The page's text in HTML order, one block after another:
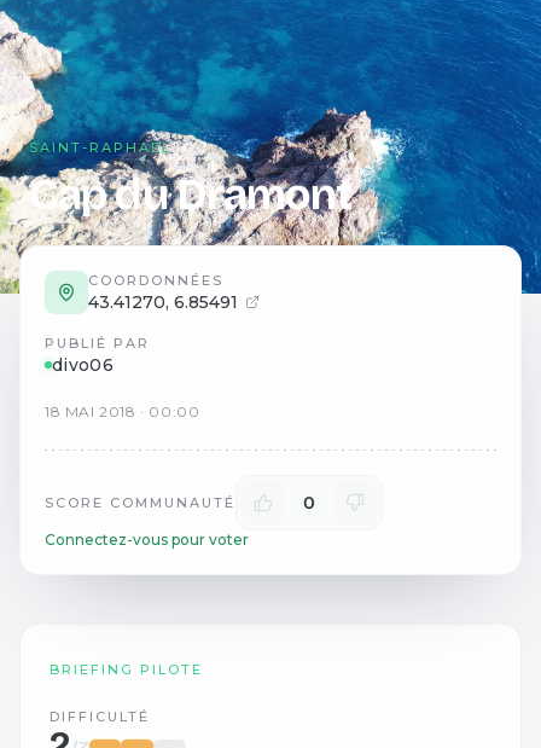
SAINT-RAPHAËL
Cap du Dramont
COORDONNÉES
43.41270, 6.85491
PUBLIÉ PAR
divo06
18 MAI 2018 · 00:00
SCORE COMMUNAUTÉ 0
Connectez-vous pour voter
BRIEFING PILOTE
DIFFICULTÉ